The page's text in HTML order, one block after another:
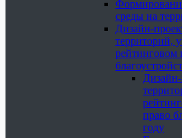
среды на
Дизайн-
территорий,
рейтинговом
право
году